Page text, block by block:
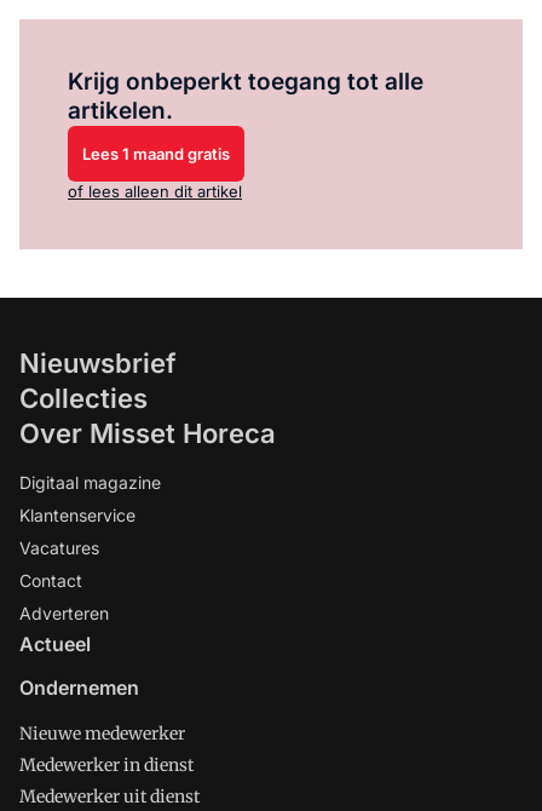
Krijg onbeperkt toegang tot alle
artikelen.
Lees 1 maand gratis
of lees alleen dit artikel
Nieuwsbrief
Collecties
Over Misset Horeca
Digitaal magazine
Klantenservice
Vacatures
Contact
Adverteren
Actueel
Ondernemen
Nieuwe medewerker
Medewerker in dienst
Medewerker uit dienst